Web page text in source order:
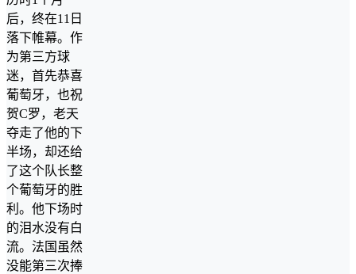
后，终在11日
落下帷幕。作
为第三方球
迷，首先恭喜
葡萄牙，也祝
贺C罗，老天
夺走了他的下
半场，却还给
了这个队长整
个葡萄牙的胜
利。他下场时
的泪水没有白
流。法国虽然
没能第三次捧